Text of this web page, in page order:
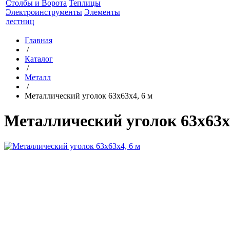
Столбы и Ворота Теплицы
Электроинструменты Элементы
лестниц
Главная
/
Каталог
/
Металл
/
Металлический уголок 63x63x4, 6 м
Металлический уголок